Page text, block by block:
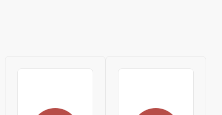
Высокотехнологичное...